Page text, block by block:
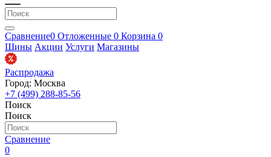
Сравнение0 Отложенные 0 Корзина 0
Шины Акции Услуги Магазины
Распродажа
Город: Москва
+7 (499) 288-85-56
Поиск
Поиск
Сравнение
0